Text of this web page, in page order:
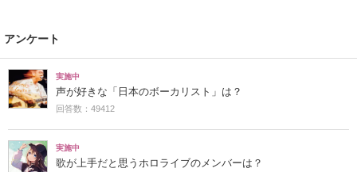
アンケート
実施中
声が好きな「日本のボーカリスト」は？
回答数：49412
実施中
歌が上手だと思うホロライブのメンバーは？